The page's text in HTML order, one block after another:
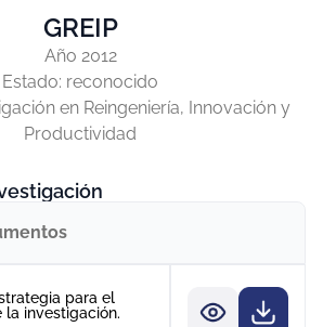
GREIP
Año 2012
Estado: reconocido
en Reingeniería, Innovación y
Productividad
para el
investigación.